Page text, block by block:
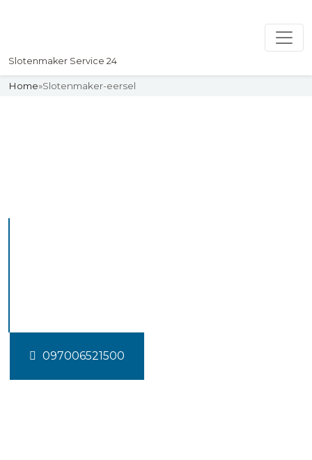
Slotenmaker Service 24
Home»Slotenmaker-eersel
097006521500